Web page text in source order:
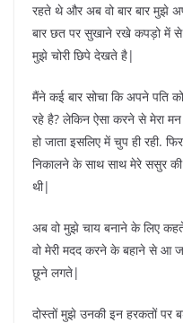
रहते थे और अब वो बार बार मुझे
बार छत पर सुखाने रखे कपड़ो में
मुझे चोरी छिपे देखते है|
मैंने कई बार सोचा कि अपने पति
रहे है? लेकिन ऐसा करने से मेरा
हो जाता इसलिए में चुप ही रही.
निकालने के साथ साथ मेरे ससुर
थी|
अब वो मुझे चाय बनाने के लिए
वो मेरी मदद करने के बहाने से आ
छूने लगते|
दोस्तों मुझे उनकी इन हरकतों पर